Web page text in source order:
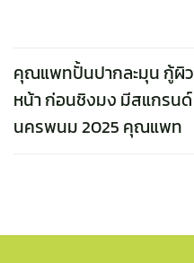
คุณแพทปั้นปากละมุน กู้ผิว
หน้า ก่อนชิงมง มีสแกรนด์
นครพนม 2025 คุณแพท